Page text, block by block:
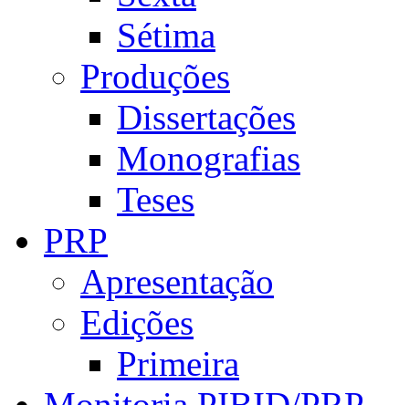
Sétima
Produções
Dissertações
Monografias
Teses
PRP
Apresentação
Edições
Primeira